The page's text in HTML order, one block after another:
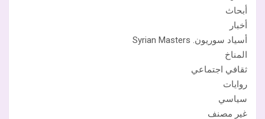
أبحاث
أخبار
أسياد سوريون. Syrian Masters
المناخ
ثقافي اجتماعي
روايات
سياسي
غير مصنف